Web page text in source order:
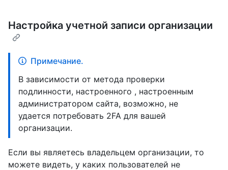
Настройка учетной записи организации
Примечание.
В зависимости от метода проверки
подлинности, настроенного , настроенным
администратором сайта, возможно, не
удается потребовать 2FA для вашей
организации.
Если вы являетесь владельцем организации, то
можете видеть, у каких пользователей не